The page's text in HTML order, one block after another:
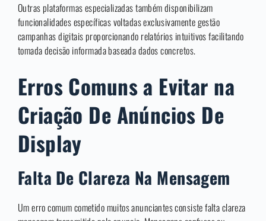
Outras plataformas especializadas também disponibilizam
funcionalidades específicas voltadas exclusivamente gestão
campanhas digitais proporcionando relatórios intuitivos facilitando
tomada decisão informada baseada dados concretos.
Erros Comuns a Evitar na
Criação De Anúncios De
Display
Falta De Clareza Na Mensagem
Um erro comum cometido muitos anunciantes consiste falta clareza